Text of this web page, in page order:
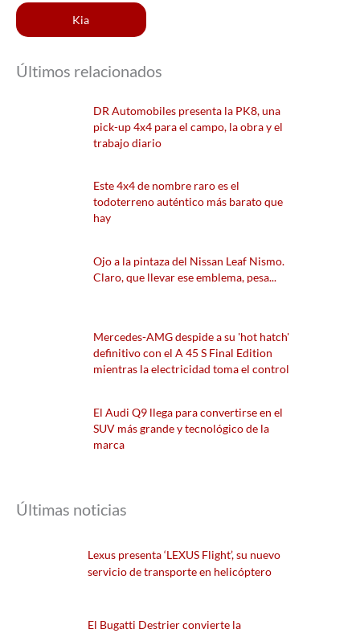
Kia
Últimos relacionados
DR Automobiles presenta la PK8, una
pick-up 4x4 para el campo, la obra y el
trabajo diario
Este 4x4 de nombre raro es el
todoterreno auténtico más barato que
hay
Ojo a la pintaza del Nissan Leaf Nismo.
Claro, que llevar ese emblema, pesa...
Mercedes-AMG despide a su 'hot hatch'
definitivo con el A 45 S Final Edition
mientras la electricidad toma el control
El Audi Q9 llega para convertirse en el
SUV más grande y tecnológico de la
marca
Últimas noticias
Lexus presenta ‘LEXUS Flight’, su nuevo
servicio de transporte en helicóptero
El Bugatti Destrier convierte la